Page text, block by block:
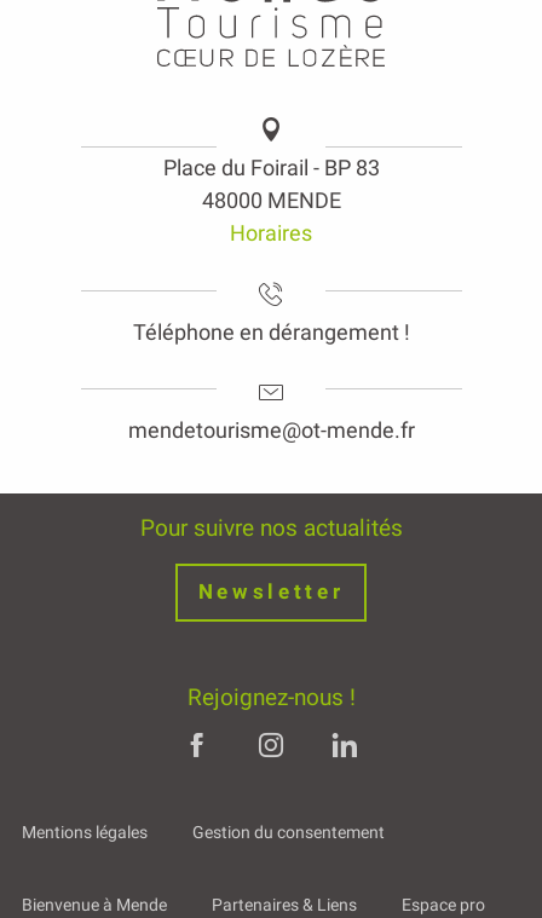
Place du Foirail - BP 83
48000 MENDE
Horaires
Téléphone en dérangement !
mendetourisme@ot-mende.fr
Pour suivre nos actualités
Newsletter
Rejoignez-nous !
Mentions légales Gestion du consentement
Bienvenue à Mende Partenaires & Liens Espace pro